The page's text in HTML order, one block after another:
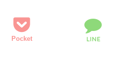
Pocket LINE